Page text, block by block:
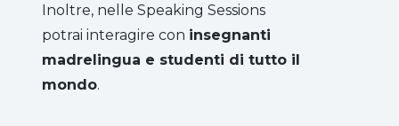
Inoltre, nelle Speaking Sessions
potrai interagire con insegnanti
madrelingua e studenti di tutto il
mondo.